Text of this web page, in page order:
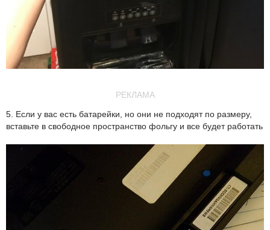
РЕКЛАМА
5. Если у вас есть батарейки, но они не подходят по размеру,
вставьте в свободное пространство фольгу и все будет работать